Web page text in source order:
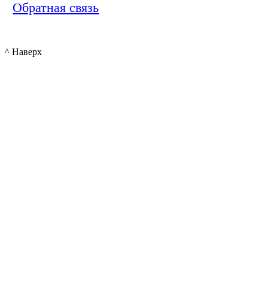
Обратная связь
^ Наверх